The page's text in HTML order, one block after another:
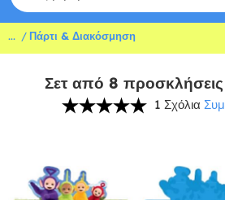
... Πάρτι & Διακόσμηση
Σετ από 8
1 Σχόλια